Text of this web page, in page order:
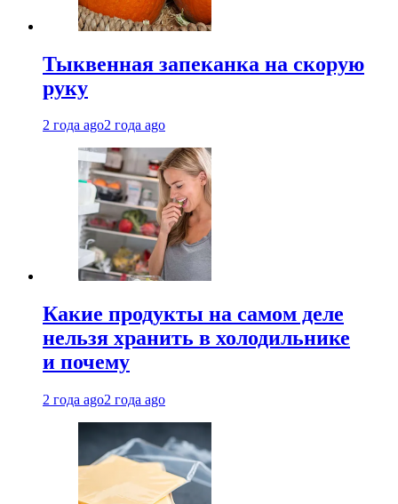
Тыквенная запеканка на скорую
руку
2 года ago2 года ago
Какие продукты на самом деле
нельзя хранить в холодильнике
и почему
2 года ago2 года ago